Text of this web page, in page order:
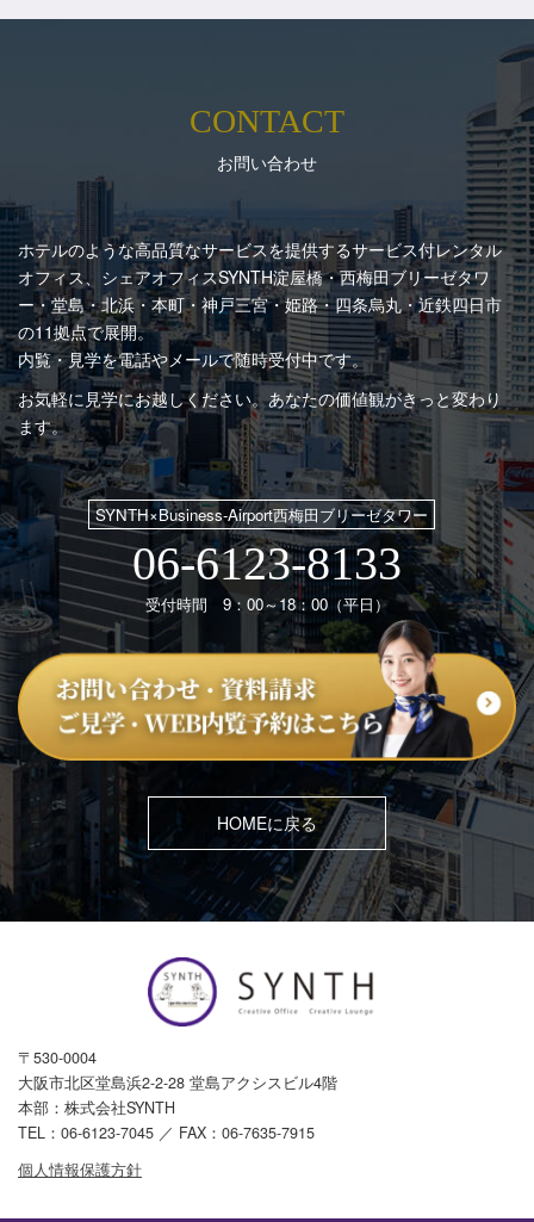
CONTACT
お問い合わせ
ホテルのような高品質なサービスを提供するサービス付レンタル
オフィス、シェアオフィスSYNTH淀屋橋・西梅田ブリーゼタワ
ー・堂島・北浜・本町・神戸三宮・姫路・四条烏丸・近鉄四日市
の11拠点で展開。
内覧・見学を電話やメールで随時受付中です。
お気軽に見学にお越しください。あなたの価値観がきっと変わり
ます。
SYNTH×Business-Airport西梅田ブリーゼタワー
06-6123-8133
受付時間 9：00～18：00（平日）
HOMEに戻る
〒530-0004
大阪市北区堂島浜2-2-28 堂島アクシスビル4階
本部：株式会社SYNTH
TEL： 06-6123-7045 ／ FAX：06-7635-7915
個人情報保護方針